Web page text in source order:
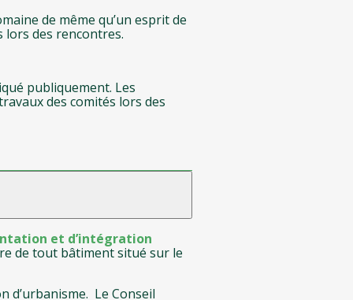
de même qu’un esprit de
lors des rencontres.
publiquement. Les
des comités lors des
et d’intégration
de tout bâtiment situé sur le
d’urbanisme. Le Conseil